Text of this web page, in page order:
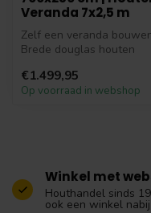
Veranda 7x2,5 m
Zelf een veranda
Brede douglas houten
van maar ...
€1.499,95
Op voorraad in webshop
Winkel met
Houthandel sinds
ook een winkel